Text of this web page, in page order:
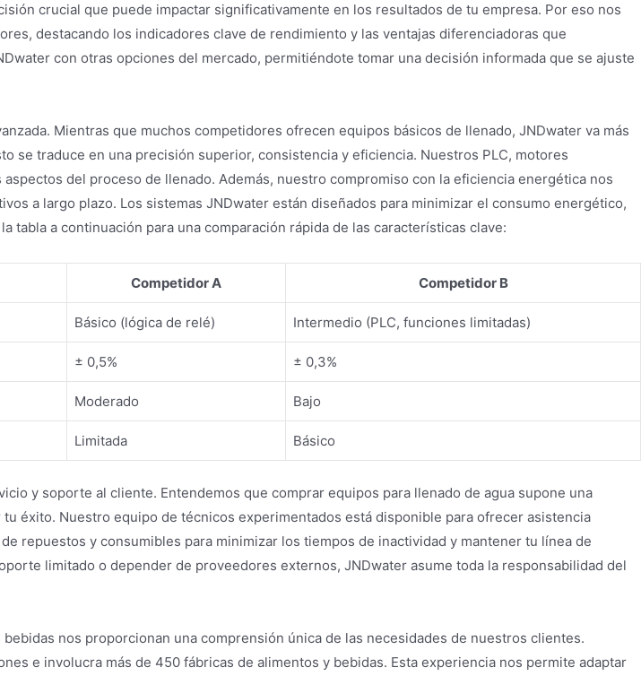
crucial que puede impactar significativamente en los resultados de tu empresa. Por eso nos
destacando los indicadores clave de rendimiento y las ventajas diferenciadoras que
con otras opciones del mercado, permitiéndote tomar una decisión informada que se ajuste
Mientras que muchos competidores ofrecen equipos básicos de llenado, JNDwater va más
se traduce en una precisión superior, consistencia y eficiencia. Nuestros PLC, motores
del proceso de llenado. Además, nuestro compromiso con la eficiencia energética nos
a largo plazo. Los sistemas JNDwater están diseñados para minimizar el consumo energético,
a continuación para una comparación rápida de las características clave:
Competidor A Competidor B
Básico (lógica de relé) Intermedio (PLC, funciones limitadas)
± 0,5% ± 0,3%
Moderado Bajo
Limitada Básico
y soporte al cliente. Entendemos que comprar equipos para llenado de agua supone una
éxito. Nuestro equipo de técnicos experimentados está disponible para ofrecer asistencia
repuestos y consumibles para minimizar los tiempos de inactividad y mantener tu línea de
limitado o depender de proveedores externos, JNDwater asume toda la responsabilidad del
nos proporcionan una comprensión única de las necesidades de nuestros clientes.
e involucra más de 450 fábricas de alimentos y bebidas. Esta experiencia nos permite adaptar